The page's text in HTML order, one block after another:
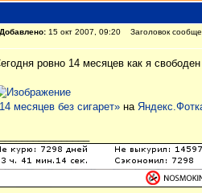
Добавлено: 15 окт 2007, 09:20 Заголовок
ровно 14 месяцев как я
месяцев без сигарет» на